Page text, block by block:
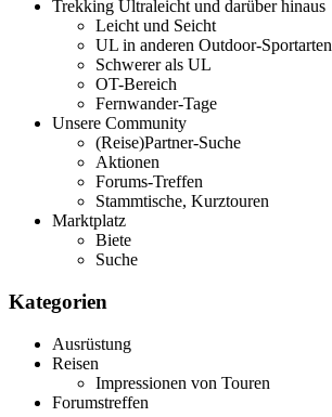
Trekking Ultraleicht und darüber hinaus
Leicht und Seicht
UL in anderen Outdoor-Sportarten
Schwerer als UL
OT-Bereich
Fernwander-Tage
Unsere Community
(Reise)Partner-Suche
Aktionen
Forums-Treffen
Stammtische, Kurztouren
Marktplatz
Biete
Suche
Kategorien
Ausrüstung
Reisen
Impressionen von Touren
Forumstreffen